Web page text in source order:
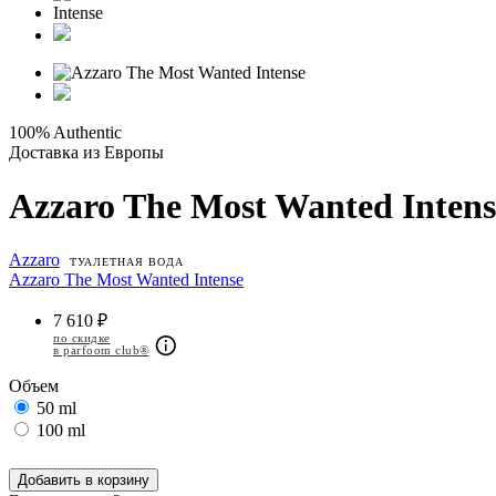
100% Authentic
Доставка из Европы
Azzaro The Most Wanted
Azzaro ТУАЛЕТНАЯ ВОДА
Azzaro The Most Wanted Intense
7 610 ₽
по скидке
в parfoom club®
Объем
50 ml
100 ml
Добавить в корзину